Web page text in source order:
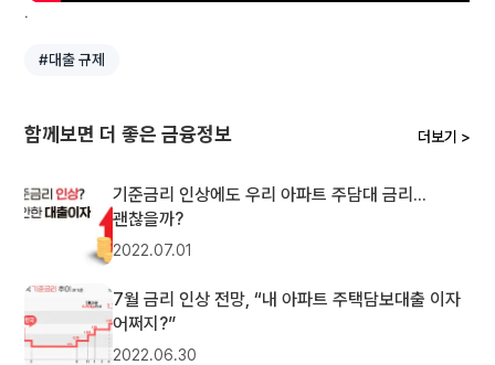
.
#대출 규제
함께보면 더 좋은 금융정보 더보기 >
기준금리 인상에도 우리 아파트 주담대 금리...
괜찮을까?
2022.07.01
7월 금리 인상 전망, “내 아파트 주택담보대출 이자
어쩌지?”
2022.06.30